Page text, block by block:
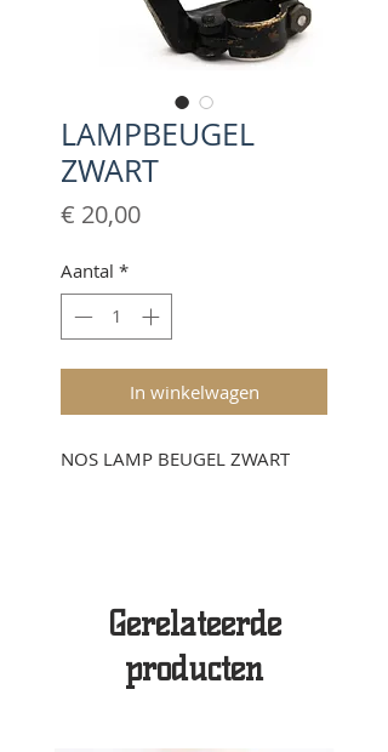
LAMPBEUGEL
ZWART
€ 20,00Prijs
Aantal *
In winkelwagen
NOS LAMP BEUGEL ZWART
Gerelateerde
producten